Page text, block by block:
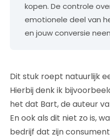
kopen. De controle
emotionele deel van
en jouw conversie
Dit stuk roept natuurlijk
Hierbij denk ik
het dat Bart, de auteur
En ook als dit niet zo is,
bedrijf dat zijn